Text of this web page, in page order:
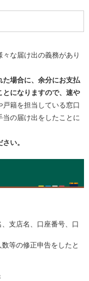
な届け出の義務があり
た場合に、余分にお支払
とになりますので、速や
籍を担当している窓口
当の届け出をしたことに
い。
支店名、口座番号、口
等の修正申告をしたと